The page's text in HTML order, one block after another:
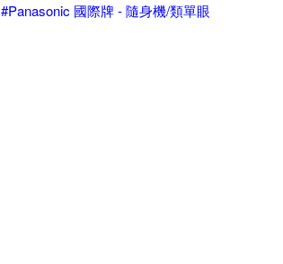
#Panasonic 國際牌 - 隨身機/類單眼